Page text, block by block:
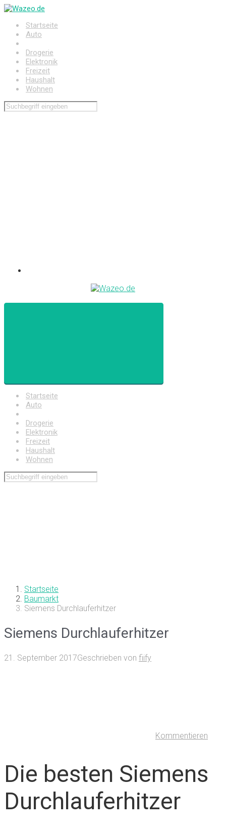
Zum
springenStartseite
Auto
Drogerie
Elektronik
Freizeit
Haushalt
Wohnen
Startseite
Auto
Drogerie
Elektronik
Freizeit
Haushalt
Wohnen
Startseite
Baumarkt
Siemens Durchlauferhitzer
Siemens Durchlauferhitzer
21. September 2017Geschrieben von fiify
Kommentieren
Die besten Siemens
Durchlauferhitzer